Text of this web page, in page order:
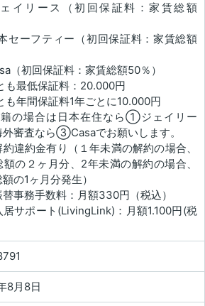
イリース（初回保証料：家賃総額
ーフティー（初回保証料：家賃総額
初回保証料：家賃総額50％）
も最低保証料：20.000円
も年間保証料1年ごとに10.000円
の場合は日本在住なら①ジェイリー
外審査なら③Casaでお願いします。
違約金有り（１年未満の解約の場合、
額の２ヶ月分、2年未満の解約の場合、
の1ヶ月分発生）
替事務手数料：月額330円（税込）
居サポート(LivingLink)：月額1.100円(税
8月8日